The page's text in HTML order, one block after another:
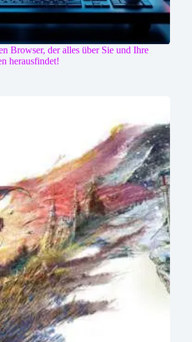
Browser, der alles über Sie und Ihre
herausfindet!